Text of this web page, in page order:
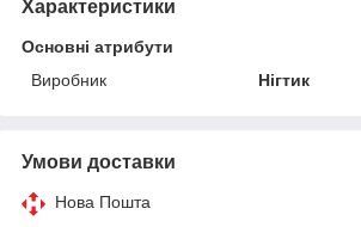
Характеристики
Основні атрибути
Виробник
Нігтик
Умови доставки
Нова Пошта